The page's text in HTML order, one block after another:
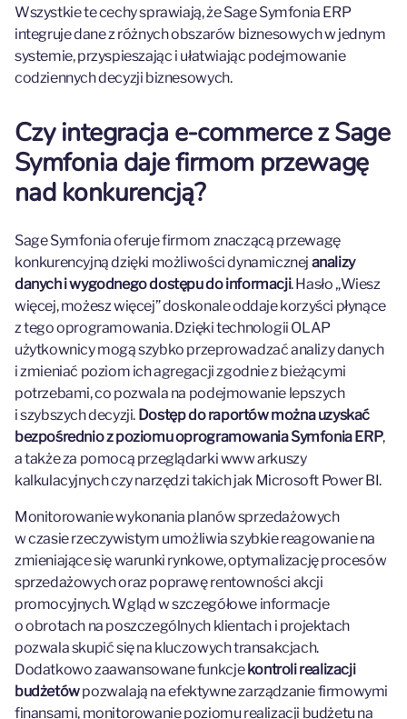
Wszystkie te cechy sprawiają, że Sage Symfonia ERP
integruje dane z różnych obszarów biznesowych w jednym
systemie, przyspieszając i ułatwiając podejmowanie
codziennych decyzji biznesowych.
Czy integracja e-commerce z Sage
Symfonia daje firmom przewagę
nad konkurencją?
Sage Symfonia oferuje firmom znaczącą przewagę
konkurencyjną dzięki możliwości dynamicznej analizy
danych i wygodnego dostępu do informacji. Hasło „Wiesz
więcej, możesz więcej” doskonale oddaje korzyści płynące
z tego oprogramowania. Dzięki technologii OLAP
użytkownicy mogą szybko przeprowadzać analizy danych
i zmieniać poziom ich agregacji zgodnie z bieżącymi
potrzebami, co pozwala na podejmowanie lepszych
i szybszych decyzji. Dostęp do raportów można uzyskać
bezpośrednio z poziomu oprogramowania Symfonia ERP,
a także za pomocą przeglądarki www arkuszy
kalkulacyjnych czy narzędzi takich jak Microsoft Power BI.
Monitorowanie wykonania planów sprzedażowych
w czasie rzeczywistym umożliwia szybkie reagowanie na
zmieniające się warunki rynkowe, optymalizację procesów
sprzedażowych oraz poprawę rentowności akcji
promocyjnych. Wgląd w szczegółowe informacje
o obrotach na poszczególnych klientach i projektach
pozwala skupić się na kluczowych transakcjach.
Dodatkowo zaawansowane funkcjekontroli realizacji
budżetówpozwalają na efektywne zarządzanie firmowymi
finansami, monitorowanie poziomu realizacji budżetu na